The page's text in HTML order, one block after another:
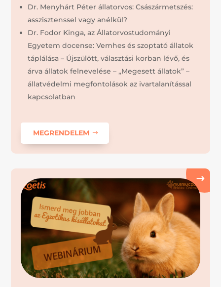
Dr. Menyhárt Péter állatorvos: Császármetszés:
asszisztenssel vagy anélkül?
Dr. Fodor Kinga, az Állatorvostudományi
Egyetem docense: Vemhes és szoptató állatok
táplálása – Újszülött, választási korban lévő, és
árva állatok felnevelése – „Megesett állatok” –
állatvédelmi megfontolások az ivartalanítással
kapcsolatban
MEGRENDELEM